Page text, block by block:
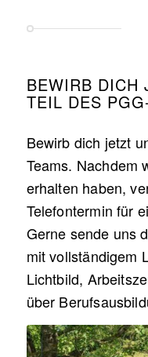
BEWIRB DICH
TEIL DES
Bewirb dich jetzt
Teams. Nachdem
erhalten haben,
Telefontermin für
Gerne sende uns
mit vollständigem
Lichtbild,
über